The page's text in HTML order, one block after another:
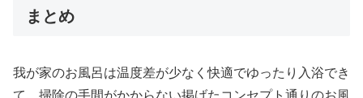
まとめ
我が家のお風呂は温度差が少なく快適でゆったり入浴でき
て、掃除の手間がかからない掲げたコンセプト通りのお風